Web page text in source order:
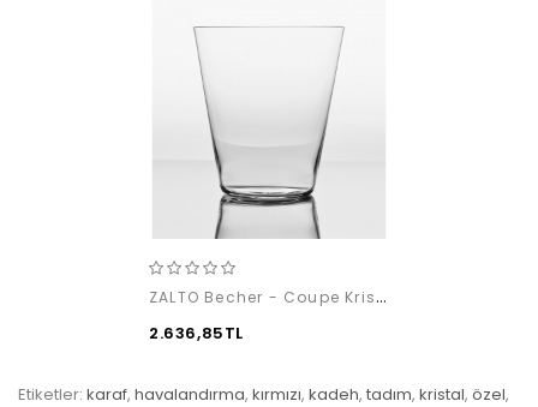
ZALTO Becher - Coupe Kristal Clear Bardak (1 adet)
2.636,85TL
Etiketler: karaf, havalandırma, kırmızı, kadeh, tadım, kristal, özel,